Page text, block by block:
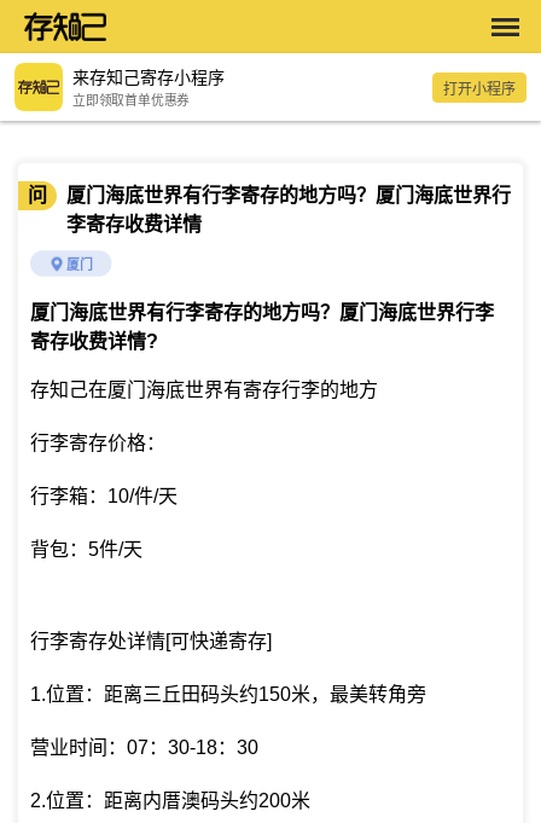
来存知己寄存小程序
立即领取首单优惠券
打开小程序
问
厦门海底世界有行李寄存的地方吗？厦门海底世界行
李寄存收费详情
厦门
厦门海底世界有行李寄存的地方吗？厦门海底世界行李
寄存收费详情?
存知己在厦门海底世界有寄存行李的地方
行李寄存价格：
行李箱：10/件/天
背包：5件/天
行李寄存处详情[可快递寄存]
1.位置：距离三丘田码头约150米，最美转角旁
营业时间：07：30-18：30
2.位置：距离内厝澳码头约200米